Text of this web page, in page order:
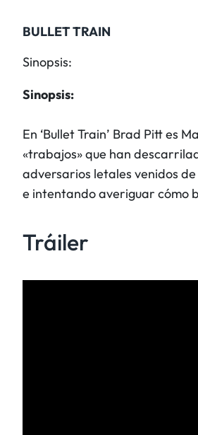
BULLET TRAIN
Sinopsis:
Sinopsis:
En ‘Bullet Train’ Brad Pitt es
«trabajos» que han
adversarios letales venidos
e intentando averiguar cómo
Tráiler